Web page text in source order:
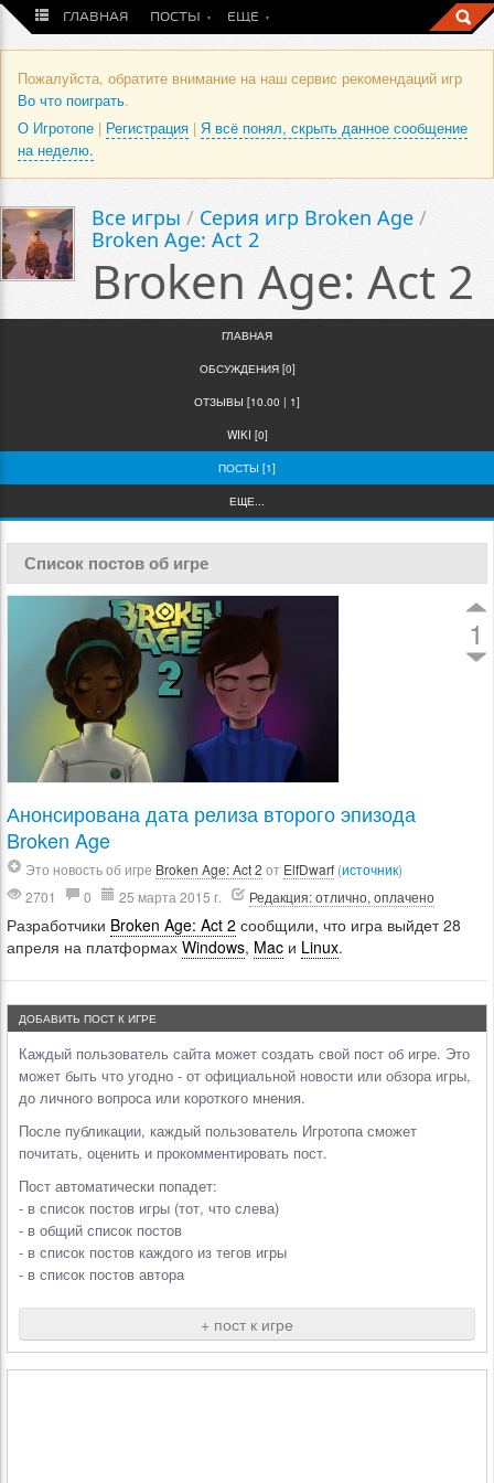
ГЛАВНАЯ ПОСТЫ ЕЩЕ
Пожалуйста, обратите внимание на наш сервис рекомендаций игр
Во что поиграть.
О Игротопе | Регистрация | Я всё понял, скрыть данное сообщение
на неделю.
Все игры / Серия игр Broken Age /
Broken Age: Act 2
Broken Age: Act 2
ГЛАВНАЯ
ОБСУЖДЕНИЯ [0]
ОТЗЫВЫ [10.00 | 1]
WIKI [0]
ПОСТЫ [1]
ЕЩЕ...
Список постов об игре
1
Анонсирована дата релиза второго эпизода
Broken Age
Это новость об игре Broken Age: Act 2 от ElfDwarf (источник)
2701
0 25 марта 2015 г. Редакция: отлично, оплачено
Разработчики Broken Age: Act 2 сообщили, что игра выйдет 28
апреля на платформах Windows, Mac и Linux.
ДОБАВИТЬ ПОСТ К ИГРЕ
Каждый пользователь сайта может создать свой пост об игре. Это
может быть что угодно - от официальной новости или обзора игры,
до личного вопроса или короткого мнения.
После публикации, каждый пользователь Игротопа сможет
почитать, оценить и прокомментировать пост.
Пост автоматически попадет:
- в список постов игры (тот, что слева)
- в общий список постов
- в список постов каждого из тегов игры
- в список постов автора
+ пост к игре